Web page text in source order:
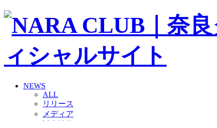
NEWS
ALL
リリース
メディア